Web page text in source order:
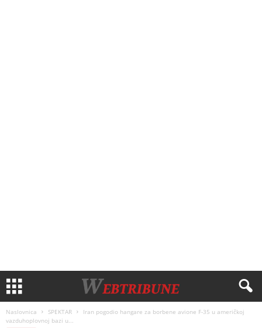
Naslovnica SPEKTAR
Iran pogodio hangare za borbene avione F-35 u američkoj
vazduhoplovnoj bazi u...